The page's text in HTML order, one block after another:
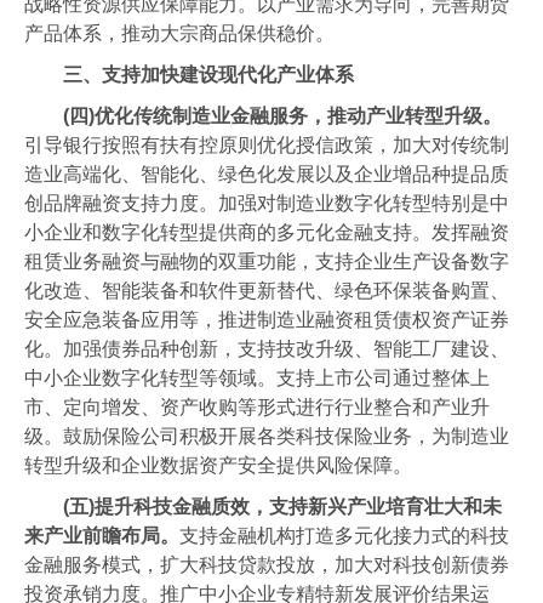
战略性资源供应保障能力。以产业需求为导向，完善期货
产品体系，推动大宗商品保供稳价。
三、支持加快建设现代化产业体系
(四)优化传统制造业金融服务，推动产业转型升级。
引导银行按照有扶有控原则优化授信政策，加大对传统制
造业高端化、智能化、绿色化发展以及企业增品种提品质
创品牌融资支持力度。加强对制造业数字化转型特别是中
小企业和数字化转型提供商的多元化金融支持。发挥融资
租赁业务融资与融物的双重功能，支持企业生产设备数字
化改造、智能装备和软件更新替代、绿色环保装备购置、
安全应急装备应用等，推进制造业融资租赁债权资产证券
化。加强债券品种创新，支持技改升级、智能工厂建设、
中小企业数字化转型等领域。支持上市公司通过整体上
市、定向增发、资产收购等形式进行行业整合和产业升
级。鼓励保险公司积极开展各类科技保险业务，为制造业
转型升级和企业数据资产安全提供风险保障。
(五)提升科技金融质效，支持新兴产业培育壮大和未
来产业前瞻布局。 支持金融机构打造多元化接力式的科技
金融服务模式，扩大科技贷款投放，加大对科技创新债券
投资承销力度。推广中小企业专精特新发展评价结果运